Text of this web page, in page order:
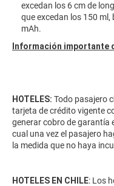
excedan los 6 cm de
que excedan los 150
mAh.
Información importante
HOTELES: Todo pasajero
tarjeta de crédito vigente
generar cobro de garantía
cual una vez el pasajero
la medida que no haya
HOTELES EN CHILE: Los